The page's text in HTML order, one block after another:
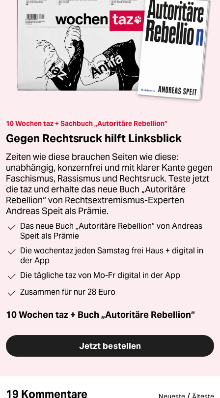
10 Wochen taz + Sachbuch „Autoritäre Rebellion“
Gegen Rechtsruck hilft Linksblick
Zeiten wie diese brauchen Seiten wie diese:
unabhängig, konzernfrei und mit klarer Kante gegen
Faschismus, Rassismus und Rechtsruck. Teste jetzt
die taz und erhalte das neue Buch „Autoritäre
Rebellion“ von Rechtsextremismus-Experten
Andreas Speit als Prämie.
Das neue Buch „Autoritäre Rebellion“ von Andreas
Speit als Prämie
Die wochentaz jeden Samstag frei Haus + digital in
der App
Die tägliche taz von Mo-Fr digital in der App
Zusammen für nur 28 Euro
10 Wochen taz + Buch „Autoritäre Rebellion“
Jetzt bestellen
19 Kommentare